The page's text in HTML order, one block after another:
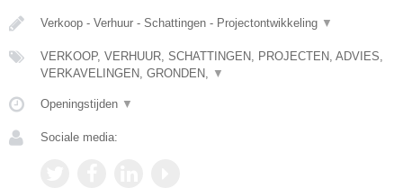
Verkoop - Verhuur - Schattingen - Projectontwikkeling ▼
VERKOOP, VERHUUR, SCHATTINGEN, PROJECTEN, ADVIES,
VERKAVELINGEN, GRONDEN,
▼
Openingstijden ▼
Sociale media: